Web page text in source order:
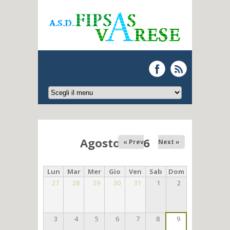
Agosto 2026
« Prev Next »
Lun Mar Mer Gio Ven Sab
Dom
27
28 29 30 31 1 2
3 4 5 6 7 8 9